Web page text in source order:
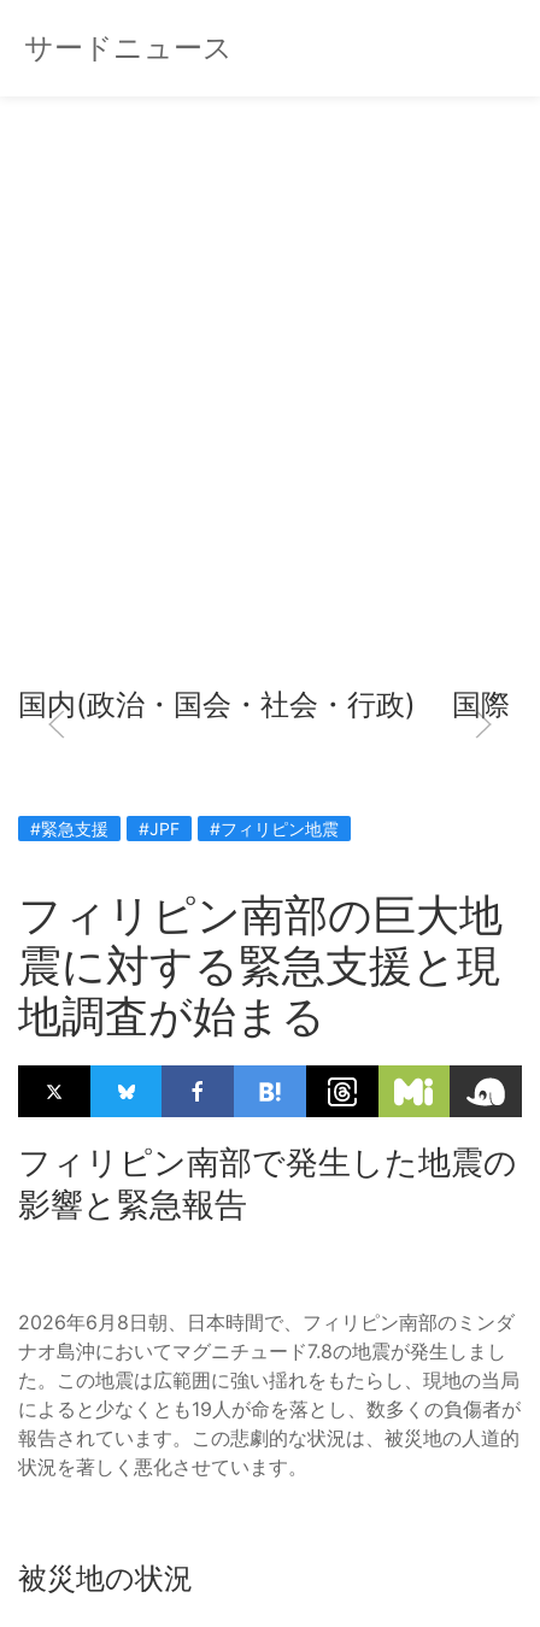
サードニュース
国内(政治・国会・社会・行政) 国際
#緊急支援 #JPF #フィリピン地震
フィリピン南部の巨大地
震に対する緊急支援と現
地調査が始まる
フィリピン南部で発生した地震の
影響と緊急報告
2026年6月8日朝、日本時間で、フィリピン南部のミンダ
ナオ島沖においてマグニチュード7.8の地震が発生しまし
た。この地震は広範囲に強い揺れをもたらし、現地の当局
によると少なくとも19人が命を落とし、数多くの負傷者が
報告されています。この悲劇的な状況は、被災地の人道的
状況を著しく悪化させています。
被災地の状況